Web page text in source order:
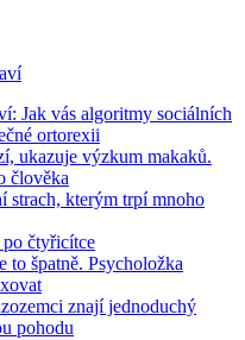
Jak vás algoritmy sociálních
ortorexii
ukazuje výzkum makaků.
člověka
strach, kterým trpí mnoho
po čtyřicítce
to špatně. Psycholožka
znají jednoduchý
pohodu